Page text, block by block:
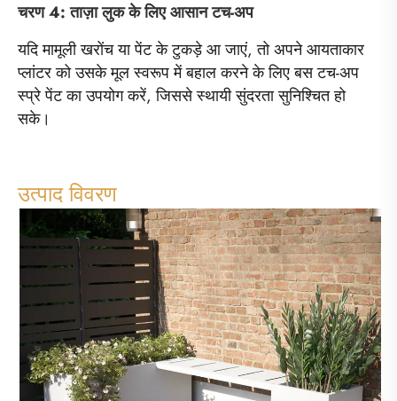
चरण 4: ताज़ा लुक के लिए आसान टच-अप
यदि मामूली खरोंच या पेंट के टुकड़े आ जाएं, तो अपने आयताकार
प्लांटर को उसके मूल स्वरूप में बहाल करने के लिए बस टच-अप
स्प्रे पेंट का उपयोग करें, जिससे स्थायी सुंदरता सुनिश्चित हो
सके।
उत्पाद विवरण